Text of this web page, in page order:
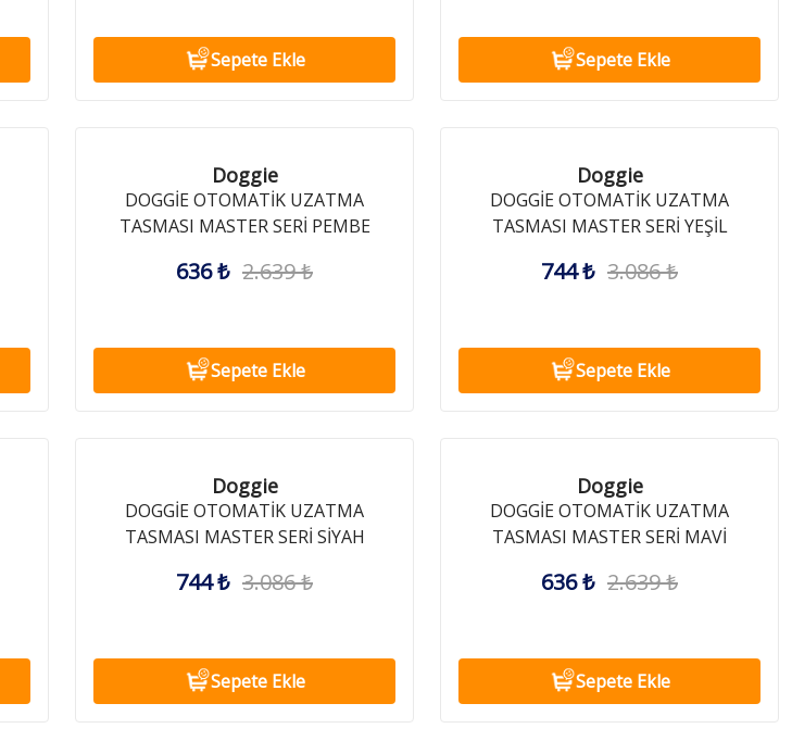
Sepete Ekle Sepete Ekle
Doggie
DOGGİE OTOMATİK UZATMA
TASMASI MASTER SERİ PEMBE
636 ₺ 2.639 ₺
Sepete Ekle
Doggie
DOGGİE OTOMATİK UZATMA
TASMASI MASTER SERİ YEŞİL
744 ₺ 3.086 ₺
Sepete Ekle
Doggie
DOGGİE OTOMATİK UZATMA
TASMASI MASTER SERİ SİYAH
744 ₺ 3.086 ₺
Sepete Ekle
Doggie
DOGGİE OTOMATİK UZATMA
TASMASI MASTER SERİ MAVİ
636 ₺ 2.639 ₺
Sepete Ekle